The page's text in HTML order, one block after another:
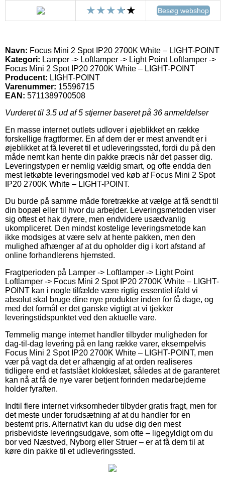
Besøg webshop
Navn: Focus Mini 2 Spot IP20 2700K White – LIGHT-POINT
Kategori: Lamper -> Loftlamper -> Light Point Loftlamper ->
Focus Mini 2 Spot IP20 2700K White – LIGHT-POINT
Producent: LIGHT-POINT
Varenummer: 15596715
EAN: 5711389700508
Vurderet til 3.5 ud af 5 stjerner baseret på 36 anmeldelser
En masse internet outlets udlover i øjeblikket en række
forskellige fragtformer. En af dem der er mest anvendt er i
øjeblikket at få leveret til et udleveringssted, fordi du på den
måde nemt kan hente din pakke præcis når det passer dig.
Leveringstypen er nemlig vældig smart, og ofte endda den
mest letkøbte leveringsmodel ved køb af Focus Mini 2 Spot
IP20 2700K White – LIGHT-POINT.
Du burde på samme måde foretrække at vælge at få sendt til
din bopæl eller til hvor du arbejder. Leveringsmetoden viser
sig oftest et hak dyrere, men endvidere usædvanlig
ukompliceret. Den mindst kostelige leveringsmetode kan
ikke modsiges at være selv at hente pakken, men den
mulighed afhænger af at du opholder dig i kort afstand af
online forhandlerens hjemsted.
Fragtperioden på Lamper -> Loftlamper -> Light Point
Loftlamper -> Focus Mini 2 Spot IP20 2700K White – LIGHT-
POINT kan i nogle tilfælde være rigtig essentiel ifald vi
absolut skal bruge dine nye produkter inden for få dage, og
med det formål er det ganske vigtigt at vi tjekker
leveringstidspunktet ved den aktuelle vare.
Temmelig mange internet handler tilbyder muligheden for
dag-til-dag levering på en lang række varer, eksempelvis
Focus Mini 2 Spot IP20 2700K White – LIGHT-POINT, men
vær på vagt da det er afhængig af at orden realiseres
tidligere end et fastslået klokkeslæt, således at de garanteret
kan nå at få de nye varer betjent forinden medarbejderne
holder fyraften.
Indtil flere internet virksomheder tilbyder gratis fragt, men for
det meste under forudsætning af at du handler for en
bestemt pris. Alternativt kan du udse dig den mest
prisbevidste leveringsudgave, som ofte – ligegyldigt om du
bor ved Næstved, Nyborg eller Struer – er at få dem til at
køre din pakke til et udleveringssted.